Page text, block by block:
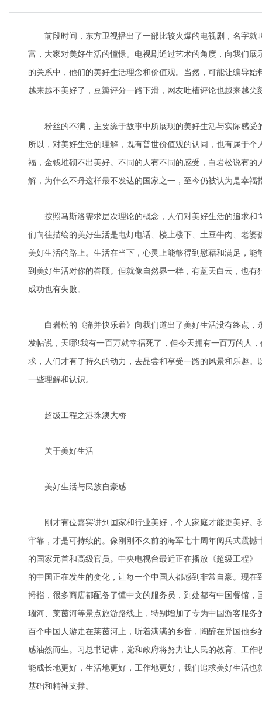
前段时间，东方卫视播出了一部比较火爆的电视剧，名字就
富，大家对美好生活的憧憬。电视剧通过艺术的角度，向我们
的关系中，他们的美好生活理念和价值观。当然，可能让编导
越来越不美好了，豆瓣评分一路下滑，网友吐槽评论也越来越尖
粉丝的不满，主要缘于故事中所展现的美好生活与实际感受
所以，对美好生活的理解，既有普世价值观的认同，也有属于
福，金钱堆砌不出美好。不同的人有不同的感受，白岩松说有
解，为什么不丹这样最不发达的国家之一，至今仍被认为是幸福
按照马斯洛需求层次理论的概念，人们对美好生活的追求和
们向往描绘的美好生活是电灯电话、楼上楼下、土豆牛肉、老
美好生活的路上。生活在当下，心灵上能够得到慰藉和满足，
到美好生活对你的眷顾。但就像自然界一样，有蓝天白云，也
成功也有失败。
白岩松的《痛并快乐着》向我们道出了美好生活没有终点，
发帖说，天哪!我有一百万就幸福死了，但今天拥有一百万的人
求，人们才有了持久的动力，去品尝和享受一路的风景和乐趣
一些理解和认识。
超级工程之港珠澳大桥
关于美好生活
美好生活与民族自豪感
刚才有位嘉宾讲到囯家和行业美好，个人家庭才能更美好。
牢靠，才是可持续的。像刚刚不久前的海军七十周年阅兵式震
的国家元首和高级官员。中央电视台最近正在播放《超级工程
的中国正在发生的变化，让每一个中国人都感到非常自豪。现
拇指，很多商店都配备了懂中文的服务员，到处都有中国餐馆
瑙河、莱茵河等景点旅游路线上，特别增加了专为中国游客服
百个中国人游走在莱茵河上，听着满满的乡音，陶醉在异国他
感油然而生。习总书记讲，党和政府将努力让人民的教育、工
能成长地更好，生活地更好，工作地更好，我们追求美好生活
基础和精神支撑。